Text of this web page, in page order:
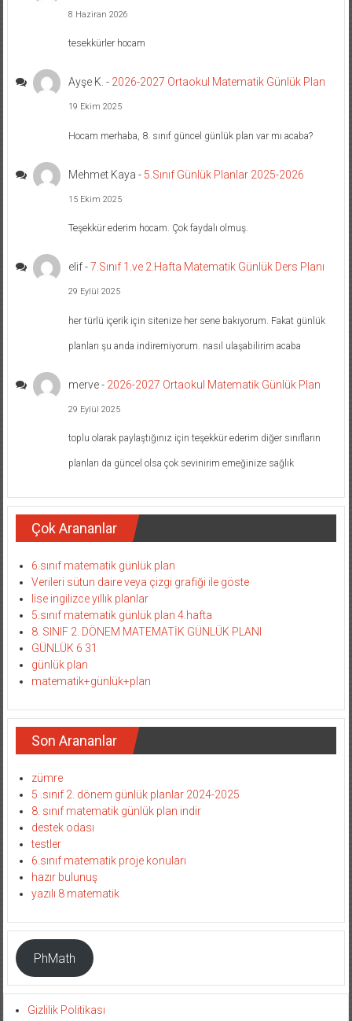
8 Haziran 2026
tesekkürler hocam
Ayşe K. - 2026-2027 Ortaokul Matematik Günlük Plan
19 Ekim 2025
Hocam merhaba, 8. sınıf güncel günlük plan var mı acaba?
Mehmet Kaya - 5.Sınıf Günlük Planlar 2025-2026
15 Ekim 2025
Teşekkür ederim hocam. Çok faydalı olmuş.
elif-7.Sınıf 1.ve 2.Hafta Matematik Günlük Ders Planı
29 Eylül 2025
her türlü içerik için sitenize her sene bakıyorum. Fakat günlük
planları şu anda indiremiyorum. nasıl ulaşabilirim acaba
merve- 2026-2027 Ortaokul Matematik Günlük Plan
29 Eylül 2025
toplu olarak paylaştığınız için teşekkür ederim diğer sınıfların
planları da güncel olsa çok sevinirim emeğinize sağlık
Çok Arananlar
6.sınıf matematik günlük plan
Verileri sütun daire veya çizgi grafiği ile göste
lise ingilizce yıllık planlar
5.sınıf matematik günlük plan 4.hafta
8. SINIF 2. DÖNEM MATEMATİK GÜNLÜK PLANI
GÜNLÜK 6 31
günlük plan
matematik+günlük+plan
Son Arananlar
zümre
5 .sınıf 2. dönem günlük planlar 2024-2025
8. sınıf matematik günlük plan indir
destek odası
testler
6.sınıf matematik proje konuları
hazır bulunuş
yazılı 8 matematik
PhMath
Gizlilik Politikası